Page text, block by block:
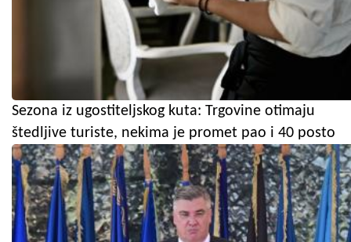
Sezona iz ugostiteljskog kuta: Trgovine otimaju
štedljive turiste, nekima je promet pao i 40 posto